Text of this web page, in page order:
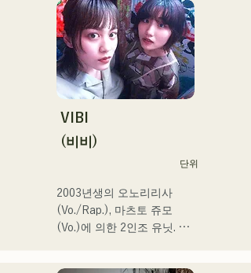
정력적으로 활동 중.
SNS 동영상 총 재생수 350
만회 재생 넘어, SNS총 팔로
워 11.9만명 돌파!
또한 2024 년 제 106 회 전
국 고등학교 야구 선수권 대
회
J:COM 후쿠오카•구마모토•
시모노세키의 테마송 등에도
발탁되어 향후가 큰 주목의
VIBI
(비비)
단위
2003년생의 오노리리사
(Vo./Rap.), 마츠토 쥬모
(Vo.)에 의한 2인조 유닛. 부